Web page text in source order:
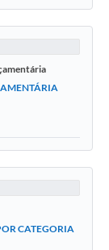
CATEGORIA